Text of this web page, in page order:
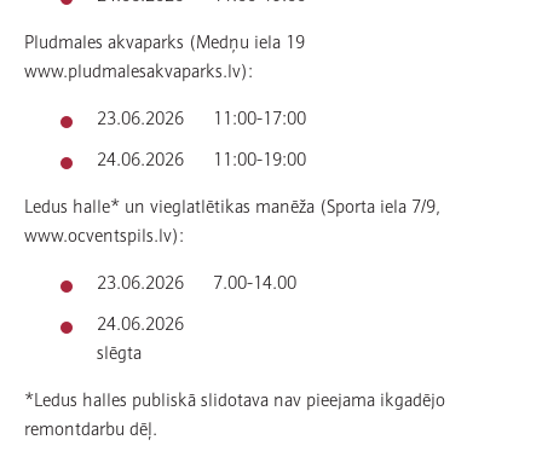
Pludmales akvaparks (Medņu iela 19
www.pludmalesakvaparks.lv):
23.06.2026 11:00-17:00
24.06.2026 11:00-19:00
Ledus halle* un vieglatlētikas manēža (Sporta iela 7/9,
www.ocventspils.lv):
23.06.2026 7.00-14.00
24.06.2026
slēgta
*Ledus halles publiskā slidotava nav pieejama ikgadējo
remontdarbu dēļ.